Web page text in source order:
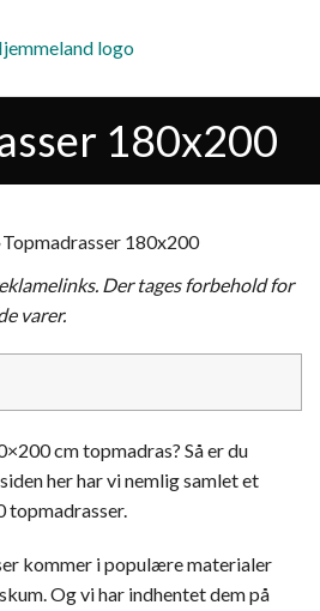
180x200
Topmadrasser 180x200
Der tages forbehold for
varer.
cm topmadras? Så er du
her har vi nemlig samlet et
topmadrasser.
kommer i populære materialer
Og vi har indhentet dem på